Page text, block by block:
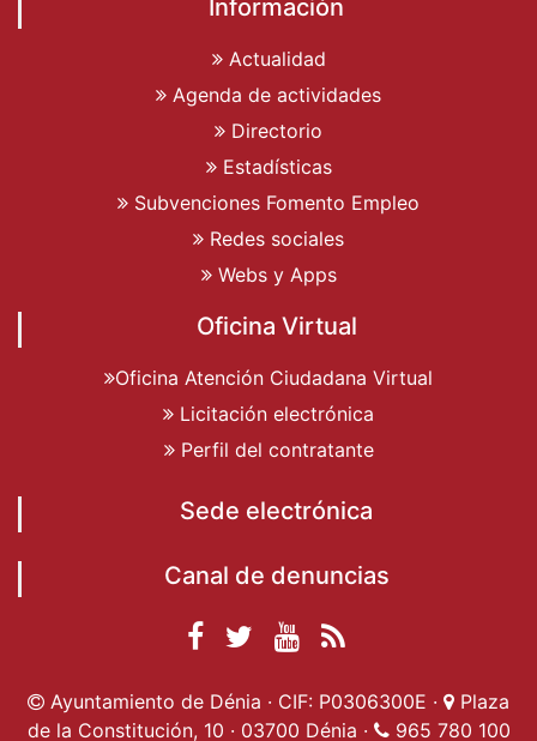
Información
Actualidad
Agenda de actividades
Directorio
Estadísticas
Subvenciones Fomento Empleo
Redes sociales
Webs y Apps
Oficina Virtual
Oficina Atención Ciudadana Virtual
Licitación electrónica
Perfil del contratante
Sede electrónica
Canal de denuncias
Facebook
Ayuntamiento de
Dénia
Ayuntamiento de
Dénia
Ayuntamiento
de Dénia
Actualidad
Ayuntamiento de Dénia · CIF: P0306300E ·
Plaza
de la Constitución, 10 · 03700 Dénia ·
965 780 100